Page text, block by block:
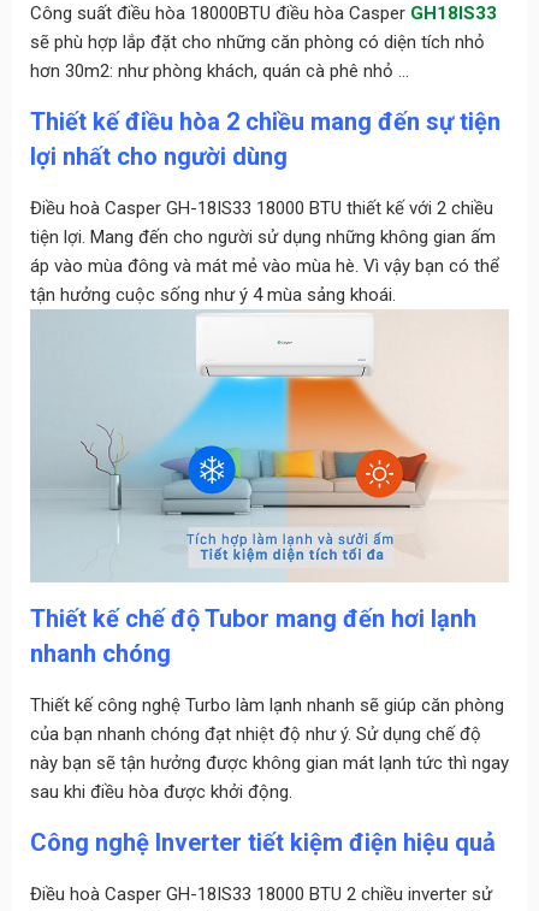
Công suất điều hòa 18000BTU điều hòa Casper GH18IS33
sẽ phù hợp lắp đặt cho những căn phòng có diện tích nhỏ
hơn 30m2: như phòng khách, quán cà phê nhỏ …
Thiết kế điều hòa 2 chiều mang đến sự tiện
lợi nhất cho người dùng
Điều hoà Casper GH-18IS33 18000 BTU thiết kế với 2 chiều
tiện lợi. Mang đến cho người sử dụng những không gian ấm
áp vào mùa đông và mát mẻ vào mùa hè. Vì vậy bạn có thể
tận hưởng cuộc sống như ý 4 mùa sảng khoái.
Thiết kế chế độ Tubor mang đến hơi lạnh
nhanh chóng
Thiết kế công nghệ Turbo làm lạnh nhanh sẽ giúp căn phòng
của bạn nhanh chóng đạt nhiệt độ như ý. Sử dụng chế độ
này bạn sẽ tận hưởng được không gian mát lạnh tức thì ngay
sau khi điều hòa được khởi động.
Công nghệ Inverter tiết kiệm điện hiệu quả
Điều hoà Casper GH-18IS33 18000 BTU 2 chiều inverter sử